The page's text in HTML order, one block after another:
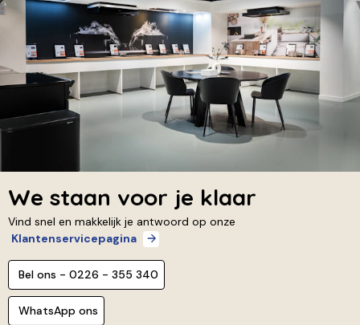
We staan voor je klaar
Vind snel en makkelijk je antwoord op onze
Klantenservicepagina
Bel ons - 0226 - 355 340
WhatsApp ons